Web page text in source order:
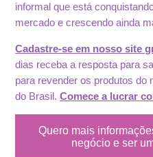
informal que está
mercado e crescendo ainda
Cadastre-se em nosso site
dias receba a resposta para
para revender os produtos do
do Brasil.Comece a lucrar
Quero mais
negócio e ser